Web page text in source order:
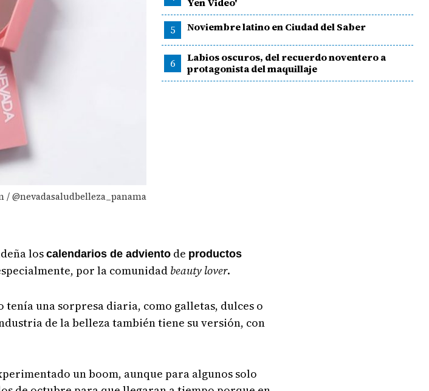
@nevadasaludbelleza_panama
5 Noviembre latino en Ciudad del Saber
6
Labios oscuros, del recuerdo noventero a
protagonista del maquillaje
loscalendarios de adviento de productos
por la comunidadbeauty lover.
una sorpresa diaria, como galletas, dulces o
de la belleza también tiene su versión, con
un boom, aunque para algunos solo